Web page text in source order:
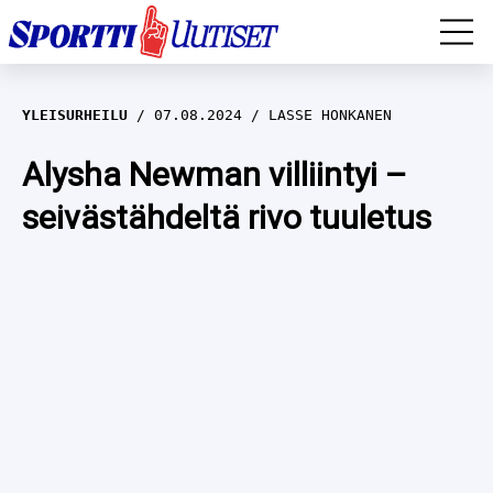
EM-YLEISURHEILU
JÄÄKIEKKO
YLEISURHEILU
YLEISURHEILU 07.08.2024 LASSE HONKANEN
Alysha Newman villiintyi –
seivästähdeltä rivo tuuletus